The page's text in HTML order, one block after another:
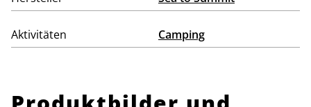
Aktivitäten Camping